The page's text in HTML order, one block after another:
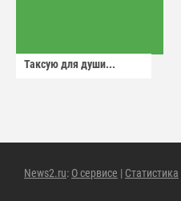
Таксую для души...
News2.ru: О сервисе | Статистика